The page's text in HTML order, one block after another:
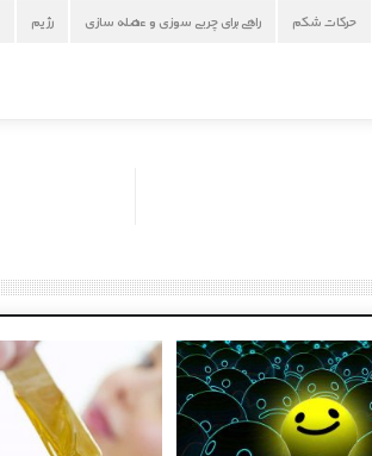
حرکات شکم راهی برای چربی سوزی و عضله سازی رژیم